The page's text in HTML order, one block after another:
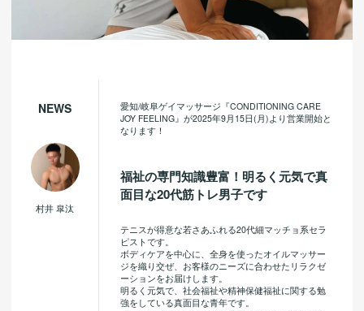
NEWS
村井 皐汰
愛知/岐阜ゲイマッサージ『CONDITIONING CARE
JOY FEELING』が2025年9月15日(月)より営業開始と
なります！
福祉の専門知識豊富！明るく元気で真
面目な20代筋トレ男子です
テニスが得意な若さあふれる20代細マッチョ系セラ
ピストです。
ボディケアを中心に、全身を使ったオイルマッサー
ジを織り交ぜ、お客様のニーズに合わせたリラクゼ
ーションをお届けします。
明るく元気で、社会福祉や精神保健福祉に関する勉
強をしている真面目な青年です。